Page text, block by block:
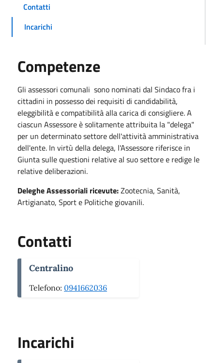
Contatti
Incarichi
Competenze
Gli assessori comunali sono nominati dal Sindaco fra i
cittadini in possesso dei requisiti di candidabilità,
eleggibilità e compatibilità alla carica di consigliere. A
ciascun Assessore è solitamente attribuita la "delega"
per un determinato settore dell'attività amministrativa
dell'ente. In virtù della delega, l'Assessore riferisce in
Giunta sulle questioni relative al suo settore e redige le
relative deliberazioni.
Deleghe Assessoriali ricevute:Zootecnia, Sanità,
Artigianato, Sport e Politiche giovanili.
Contatti
Centralino
Telefono: 0941662036
Incarichi